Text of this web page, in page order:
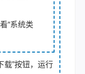
“系统类
载”按钮，运行